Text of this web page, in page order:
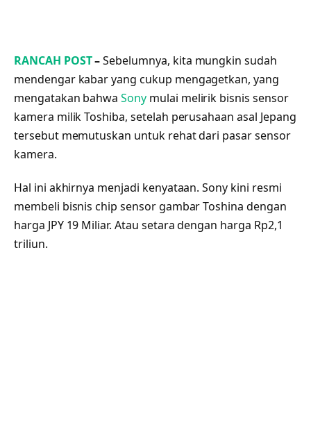
RANCAH POST–Sebelumnya, kita mungkin sudah
mendengar kabar yang cukup mengagetkan, yang
mengatakan bahwaSony mulai melirik bisnis sensor
kamera milik Toshiba, setelah perusahaan asal Jepang
tersebut memutuskan untuk rehat dari pasar sensor
kamera.
Hal ini akhirnya menjadi kenyataan. Sony kini resmi
membeli bisnis chip sensor gambar Toshina dengan
harga JPY 19 Miliar. Atau setara dengan harga Rp2,1
triliun.